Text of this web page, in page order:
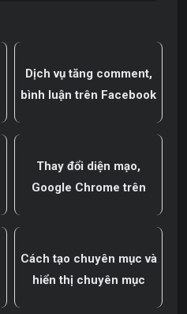
Dịch vụ tăng comment,
bình luận trên Facebook
Thay đổi diện mạo,
Google Chrome trên
Cách tạo chuyên mục và
hiển thị chuyên mục